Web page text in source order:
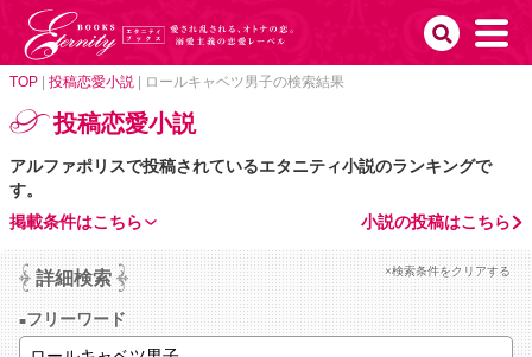
TOP 投稿恋愛小説 ロールキャベツ男子の検索結果
投稿恋愛小説
アルファポリスで投稿されているエタニティ小説のランキングで
す。
小説の投稿はこちら
掲載条件はこちら
詳細検索 ×検索条件をクリアする
フリーワード